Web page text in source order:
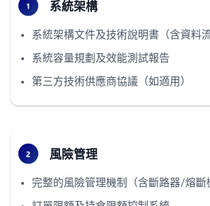
系統架構
系統架構文件及技術說明書（含資料流
系統容量規劃及效能測試報告
第三方技術供應商協議（如適用）
風險管理
完整的風險管理機制（含斷路器/熔斷